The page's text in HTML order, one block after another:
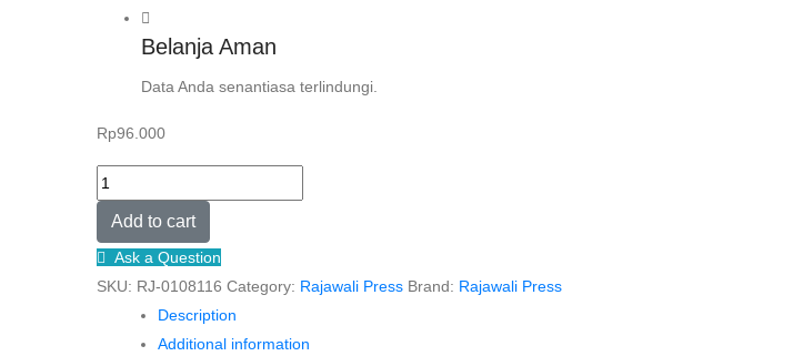
Belanja Aman
Data Anda senantiasa terlindungi.
Rp96.000
Masyarakat
Postpandemi:
Tantangan
dan
Harapan
Add to cart
Ask a Question
SKU: RJ-0108116 Category: Rajawali Press Brand: Rajawali Press
Description
Additional information